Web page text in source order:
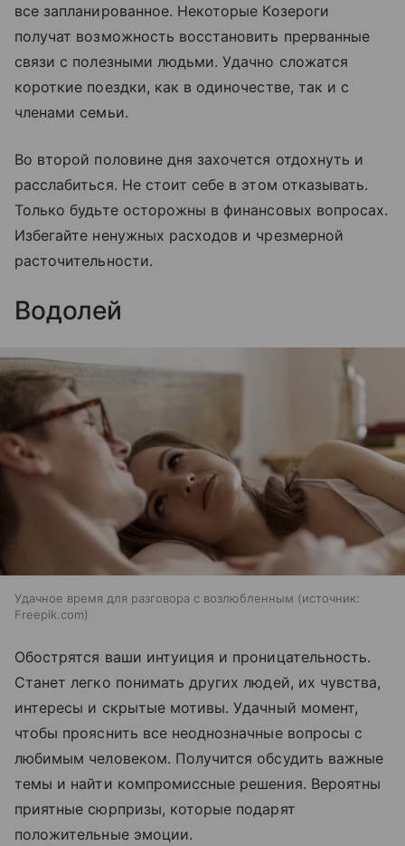
все запланированное. Некоторые Козероги
получат возможность восстановить прерванные
связи с полезными людьми. Удачно сложатся
короткие поездки, как в одиночестве, так и с
членами семьи.
Во второй половине дня захочется отдохнуть и
расслабиться. Не стоит себе в этом отказывать.
Только будьте осторожны в финансовых вопросах.
Избегайте ненужных расходов и чрезмерной
расточительности.
Водолей
Удачное время для разговора с возлюбленным
источник:
Freepik.com
Обострятся ваши интуиция и проницательность.
Станет легко понимать других людей, их чувства,
интересы и скрытые мотивы. Удачный момент,
чтобы прояснить все неоднозначные вопросы с
любимым человеком. Получится обсудить важные
темы и найти компромиссные решения. Вероятны
приятные сюрпризы, которые подарят
положительные эмоции.